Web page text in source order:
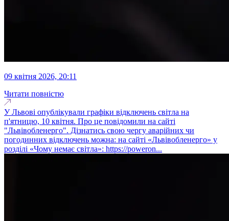
09 квітня 2026, 20:11
Читати повністю
У Львові опублікували графіки відключень світла на
п'ятницю, 10 квітня. Про це повідомили на сайті
"Львівобленерго". Дізнатись свою чергу аварійних чи
погодинних відключень можна: на сайті «Львівобленерго» у
розділі «Чому немає світла»: https://poweron...